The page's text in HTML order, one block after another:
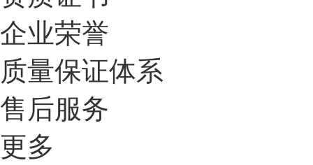
企业荣誉
质量保证体系
售后服务
更多